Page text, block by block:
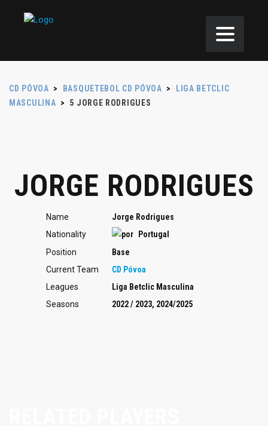
CD PÓVOA > BASQUETEBOL CD PÓVOA >
LIGA BETCLIC
MASCULINA > 5 JORGE RODRIGUES
JORGE RODRIGUES
Name
Jorge Rodrigues
Nationality
Portugal
Position
Base
Current Team
CD Póvoa
Leagues
Liga Betclic Masculina
Seasons
2022 / 2023, 2024/2025